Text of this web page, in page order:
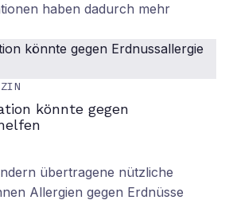
haben dadurch mehr
könnte gegen
übertragene nützliche
Allergien gegen Erdnüsse